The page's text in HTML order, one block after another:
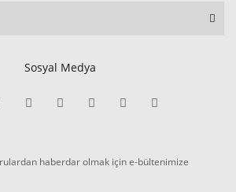
Sosyal Medya
haberdar olmak için e-bültenimize